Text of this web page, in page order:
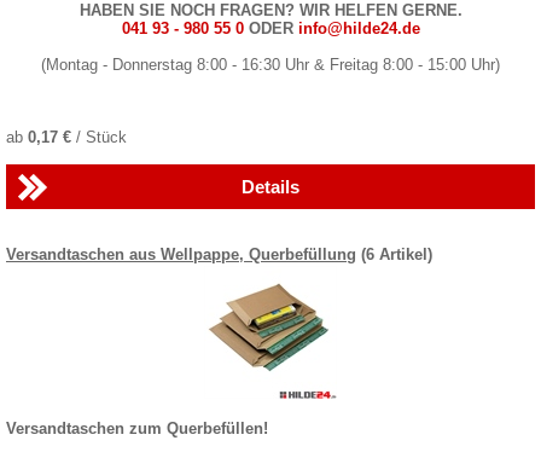
HABEN SIE NOCH FRAGEN? WIR HELFEN GERNE.
041 93 - 980 55 0 ODER info@hilde24.de
(Montag - Donnerstag 8:00 - 16:30 Uhr & Freitag 8:00 - 15:00 Uhr)
ab 0,17 € / Stück
Details
Versandtaschen aus Wellpappe, Querbefüllung (6 Artikel)
Versandtaschen zum Querbefüllen!